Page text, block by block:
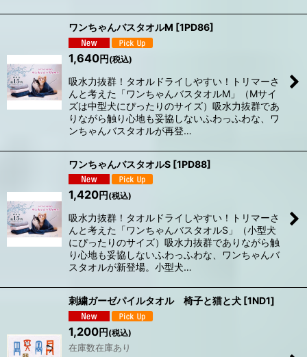
ワンちゃんバスタオルM [1PD86]
1,640円(税込)
吸水力抜群！タオルドライしやすい！トリマーさ
んと考えた「ワンちゃんバスタオルM」（Mサイ
ズは中型犬にぴったりのサイズ）吸水力抜群であ
りながら触り心地も妥協しないふわっふわな、ワ
ンちゃんバスタオルが再登…
ワンちゃんバスタオルS [1PD88]
1,420円 (税込)
吸水力抜群！タオルドライしやすい！トリマーさ
んと考えた「ワンちゃんバスタオルS」（小型犬
にぴったりのサイズ）吸水力抜群でありながら触
り心地も妥協しないふわっふわな、ワンちゃんバ
スタオルが新登場。小型犬…
刺繍ガーゼパイルタオル 椅子と猫と犬 [1ND1]
1,200円 (税込)
在庫数在庫あり